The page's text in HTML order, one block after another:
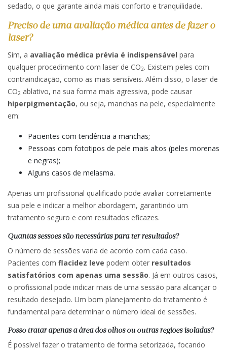
sedado, o que garante ainda mais conforto e tranquilidade.
Preciso de uma avaliação médica antes de fazer o
laser?
Sim, a avaliação médica prévia é indispensável para
qualquer procedimento com laser de CO2. Existem peles com
contraindicação, como as mais sensíveis. Além disso, o laser de
CO2 ablativo, na sua forma mais agressiva, pode causar
hiperpigmentação, ou seja, manchas na pele, especialmente
em:
Pacientes com tendência a manchas;
Pessoas com fototipos de pele mais altos (peles morenas
e negras);
Alguns casos de melasma.
Apenas um profissional qualificado pode avaliar corretamente
sua pele e indicar a melhor abordagem, garantindo um
tratamento seguro e com resultados eficazes.
Quantas sessões são necessárias para ter resultados?
O número de sessões varia de acordo com cada caso.
Pacientes com flacidez leve podem obter resultados
satisfatórios com apenas uma sessão. Já em outros casos,
o profissional pode indicar mais de uma sessão para alcançar o
resultado desejado. Um bom planejamento do tratamento é
fundamental para determinar o número ideal de sessões.
Posso tratar apenas a área dos olhos ou outras regiões isoladas?
É possível fazer o tratamento de forma setorizada, focando